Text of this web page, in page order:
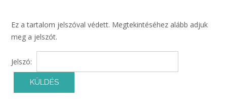
Ez a tartalom jelszóval védett. Megtekintéséhez alább adjuk
meg a jelszót.
Jelszó: